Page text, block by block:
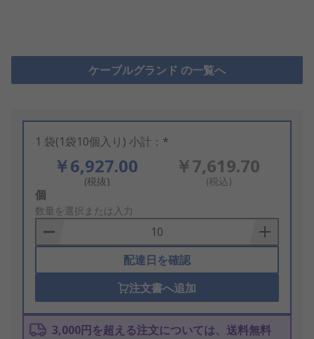
ケーブルグランド の一覧へ
1 袋(1袋10個入り) 小計：*
￥6,927.00
(税抜)
￥7,619.70
(税込)
Add
to
Basket
個
数量を選択または入力
配達日を確認
注文書へ追加
3,000円を超える注文については、送料無料